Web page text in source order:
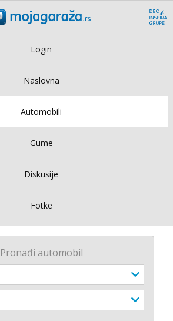
Login
Naslovna
Automobili
Gume
Diskusije
Fotke
Pronađi automobil